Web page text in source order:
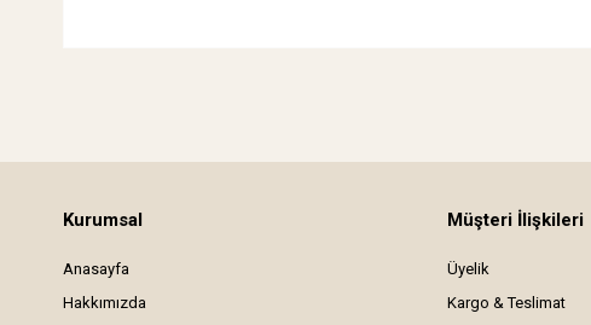
Kurumsal
Anasayfa
Hakkımızda
Müşteri İlişkileri
Üyelik
Kargo & Teslimat